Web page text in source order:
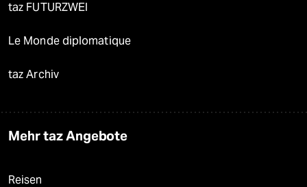
taz FUTURZWEI
Le Monde diplomatique
taz Archiv
Mehr taz Angebote
Reisen